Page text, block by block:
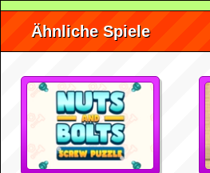
Ähnliche Spiele